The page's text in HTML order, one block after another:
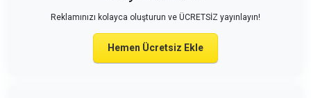
Reklamınızı kolayca oluşturun ve ÜCRETSİZ yayınlayın!
Hemen Ücretsiz Ekle